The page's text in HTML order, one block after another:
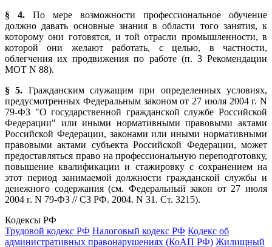
§ 4. По мере возможности профессиональное обучение
должно давать основные знания в области того занятия, к
которому они готовятся, и той отрасли промышленности, в
которой они желают работать, с целью, в частности,
облегчения их продвижения по работе (п. 3 Рекомендации
МОТ N 88).
§ 5. Гражданским служащим при определенных условиях,
предусмотренных Федеральным законом от 27 июля 2004 г. N
79-ФЗ "О государственной гражданской службе Российской
Федерации" или иными нормативными правовыми актами
Российской Федерации, законами или иными нормативными
правовыми актами субъекта Российской Федерации, может
предоставляться право на профессиональную переподготовку,
повышение квалификации и стажировку с сохранением на
этот период занимаемой должности гражданской службы и
денежного содержания (см. Федеральный закон от 27 июля
2004 г. N 79-ФЗ // СЗ РФ. 2004. N 31. Ст. 3215).
Кодексы РФ
Трудовой кодекс РФ Налоговый кодекс РФ Кодекс об
административных правонарушениях (КоАП РФ) Жилищный